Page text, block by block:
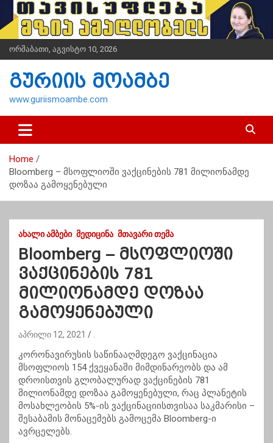
i
t
n
ორშაბათი, აგვისტო 10, 2026
გურიის მოამბე
www.guriismoambe.com
Home
Bloomberg – მსოფლიოში ვაქცინების 781 მილიონამდე
დოზაა გამოყენებული
ᲐᲮᲐᲚᲘ ᲐᲛᲑᲔᲑᲘ ᲛᲔᲓᲘᲪᲘᲜᲐ ᲛᲗᲐᲕᲐᲠᲘ ᲗᲔᲛᲐ
Bloomberg – მსოფლიოში
ვაქცინების 781
მილიონამდე დოზაა
გამოყენებული
აპრილი 12, 2021
კორონავირუსის საწინააღმდეგო ვაქცინაცია
მსოფლიოს 154 ქვეყანაში მიმდინარეობს და ამ
დროისთვის გლობალურად ვაქცინების 781
მილიონამდე დოზაა გამოყენებული, რაც პლანეტის
მოსახლეობის 5%-ის ვაქცინაციისთვისაა საკმარისი –
შესაბამის მონაცემებს გამოცემა Bloomberg-ი
ავრცელებს.